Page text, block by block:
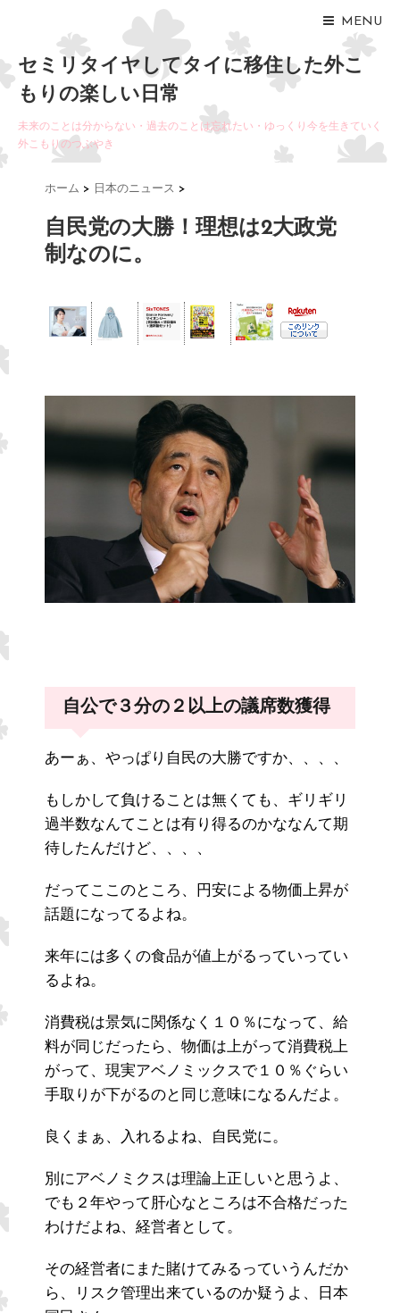
MENU
セミリタイヤしてタイに移住した外こ
もりの楽しい日常
未来のことは分からない・過去のことは忘れたい・ゆっくり今を生きていく
外こもりのつぶやき
ホーム > 日本のニュース >
自民党の大勝！理想は2大政党
制なのに。
自公で３分の２以上の議席数獲得
あーぁ、やっぱり自民の大勝ですか、、、、
もしかして負けることは無くても、ギリギリ
過半数なんてことは有り得るのかななんて期
待したんだけど、、、、
だってここのところ、円安による物価上昇が
話題になってるよね。
来年には多くの食品が値上がるっていってい
るよね。
消費税は景気に関係なく１０％になって、給
料が同じだったら、物価は上がって消費税上
がって、現実アベノミックスで１０％ぐらい
手取りが下がるのと同じ意味になるんだよ。
良くまぁ、入れるよね、自民党に。
別にアベノミクスは理論上正しいと思うよ、
でも２年やって肝心なところは不合格だった
わけだよね、経営者として。
その経営者にまた賭けてみるっていうんだか
ら、リスク管理出来ているのか疑うよ、日本